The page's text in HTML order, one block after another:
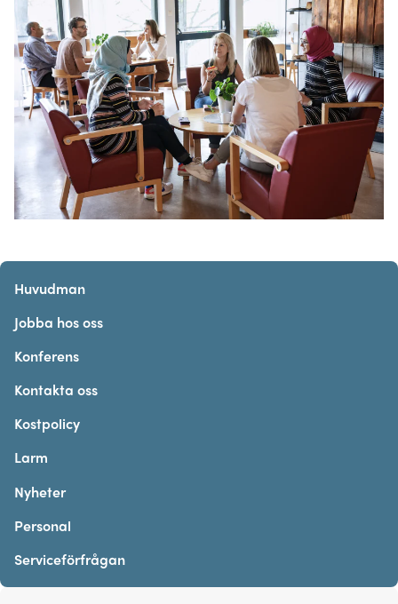
Huvudman
Jobba hos oss
Konferens
Kontakta oss
Kostpolicy
Larm
Nyheter
Personal
Serviceförfrågan